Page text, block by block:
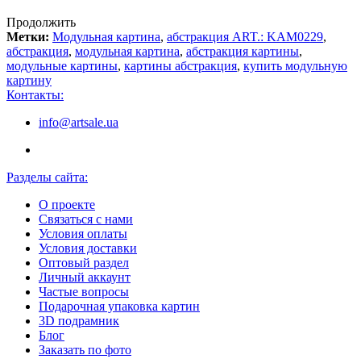
Продолжить
Метки: Модульная картина, абстракция ART.: KAM0229,
абстракция, модульная картина, абстракция картины,
модульные картины, картины абстракция, купить модульную
картину
Контакты:
info@artsale.ua
Разделы сайта:
О проекте
Связаться с нами
Условия оплаты
Условия доставки
Оптовый раздел
Личный аккаунт
Частые вопросы
Подарочная упаковка картин
3D подрамник
Блог
Заказать по фото